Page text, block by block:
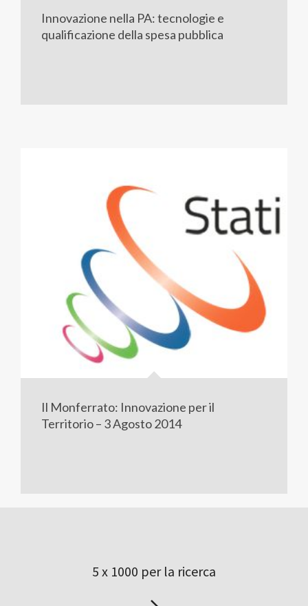
Innovazione nella PA: tecnologie e
qualificazione della spesa pubblica
Il Monferrato: Innovazione per il
Territorio – 3 Agosto 2014
5 x 1000 per la ricerca